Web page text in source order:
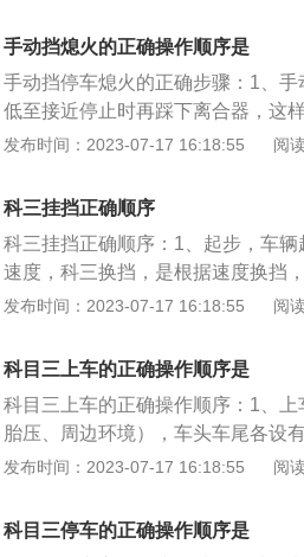
向一直在受力，长时间这样，汽车
火位置，在有坡度的地方停车，会
磨损会比较严重，尽量选择平缓的
如果熄火时候没有关上汽车空调，
车启动产生影响。
手动挡熄火的正确操作顺序是
手动挡停车熄火的正确步骤：1、
低至接近停止时再踩下离合器，这
先切断动力，这样会使刹车更有效
至接近停止时再踩下离合器，然后
发布时间：2023-07-17 16:18:55 阅
科三挂挡正确顺序
科三挂挡正确顺序：1、起步，车
速度，科三换挡，是根据速度换挡
步、二挡车速5到20公里、三挡车
速到30迈时，可以从二挡挂三挡，
慌张，重新挂一遍正确挡位即可；
合要配合好；5、换挡时不要低头
不要只顾换挡不顾方向；6、换挡
发布时间：2023-07-17 16:18:55 阅
科目三上车的正确操作顺序是
科目三上车的正确操作顺序：1、
胎压、周边环境），车头车尾各设
周围是否有车辆经过，确认安全后
6、检查手刹，检查挡杆是否处于空
口诀：1、一踩：左脚将离合踏板
发布时间：2023-07-17 16:18:55 阅
科目三停车的正确操作顺序是